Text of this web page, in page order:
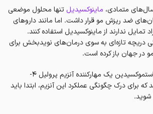
متمادی، ماینوکسیدیلتنها محلول موضعی
ضد ریزش مو قرار داشت. اما مانند داروهای
تمایل ندارند از ماینوکسیدیل استفاده کنند.
دریچه تازه‌ای به سوی درمان‌های نویدبخش برای
در جهان باز کرده است.
همان‌طور که گفتیم، استموکسیدین یک مهارکننده آنزیم پرولیل 4-
که برای درک چگونگی عملکرد این آنزیم، ابتدا باید
شوید.